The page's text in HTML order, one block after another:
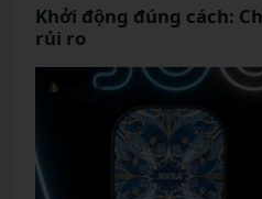
Khởi động đúng cách:
rủi ro